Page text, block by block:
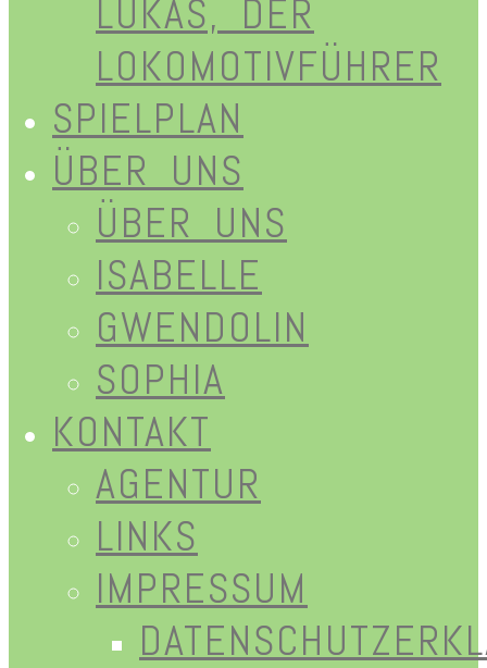
LUKAS, DER
LOKOMOTIVFÜHRER
SPIELPLAN
ÜBER UNS
ÜBER UNS
ISABELLE
GWENDOLIN
SOPHIA
KONTAKT
AGENTUR
LINKS
IMPRESSUM